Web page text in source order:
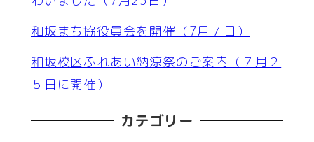
和坂まち協役員会を開催（7月７日）
和坂校区ふれあい納涼祭のご案内（７月２
５日に開催）
カテゴリー